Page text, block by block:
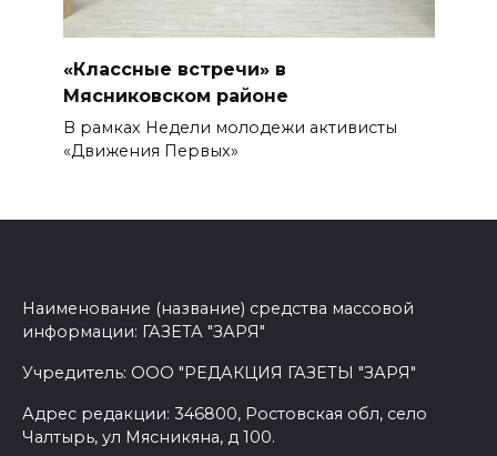
«Классные встречи» в
Мясниковском районе
В рамках Недели молодежи активисты
«Движения Первых»
Наименование (название) средства массовой
информации: ГАЗЕТА "ЗАРЯ"
Учредитель: ООО "РЕДАКЦИЯ ГАЗЕТЫ "ЗАРЯ"
Адрес редакции: 346800, Ростовская обл, село
Чалтырь, ул Мясникяна, д 100.